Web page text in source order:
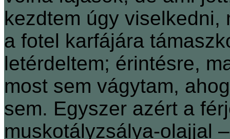
kezdtem úgy
a fotel karfájára
letérdeltem; érintésre,
most sem vágytam,
sem. Egyszer azért a
muskotályzsálya-olajjal